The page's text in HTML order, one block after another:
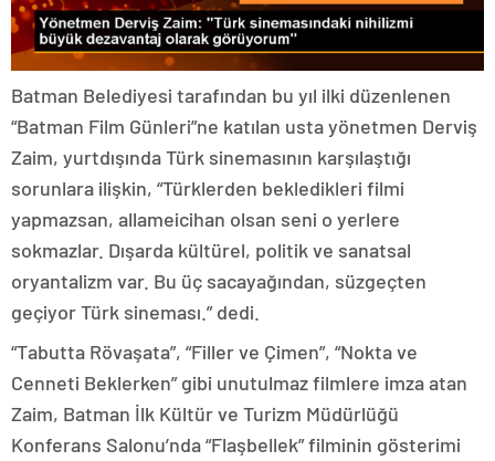
Batman Belediyesi tarafından bu yıl ilki düzenlenen
“Batman Film Günleri”ne katılan usta yönetmen Derviş
Zaim, yurtdışında Türk sinemasının karşılaştığı
sorunlara ilişkin, “Türklerden bekledikleri filmi
yapmazsan, allameicihan olsan seni o yerlere
sokmazlar. Dışarda kültürel, politik ve sanatsal
oryantalizm var. Bu üç sacayağından, süzgeçten
geçiyor Türk sineması.” dedi.
“Tabutta Rövaşata”, “Filler ve Çimen”, “Nokta ve
Cenneti Beklerken” gibi unutulmaz filmlere imza atan
Zaim, Batman İlk Kültür ve Turizm Müdürlüğü
Konferans Salonu’nda “Flaşbellek” filminin gösterimi